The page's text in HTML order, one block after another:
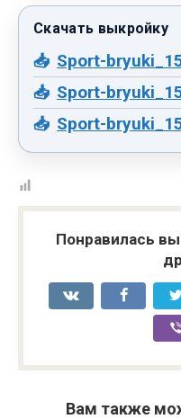
Sport-
Sport-
Sport-
Понравилась
Вам также